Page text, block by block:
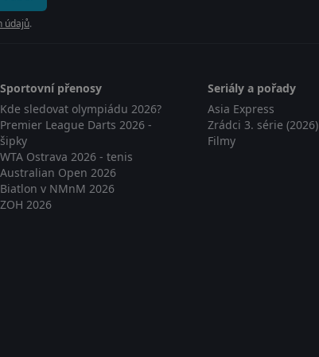
údajů.
Sportovní přenosy
Kde sledovat olympiádu 2026?
Premier League Darts 2026 -
šipky
WTA Ostrava 2026 - tenis
Australian Open 2026
Biatlon v NMnM 2026
ZOH 2026
Seriály a pořady
Asia Express
Zrádci 3. série (2026)
Filmy